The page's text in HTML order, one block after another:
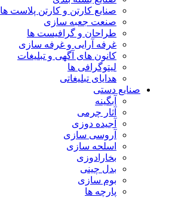
صنایع کارتن و کارتن پلاست ها
صنعت جعبه سازی
طراحان و گرافیست ها
غرفه آرایی و غرفه سازی
کانون های آگهی و تبلیغات
لیتوگرافی ها
هدایای تبلیغاتی
صنایع دستی
آبگینه
آثار چرمی
آجیده دوزی
آروسی سازی
اسلحه سازی
بخارادوزی
بدل چینی
بوم سازی
پارچه ها